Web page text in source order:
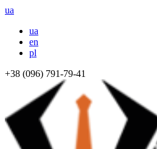
ua
ua
en
pl
+38 (096) 791-79-41